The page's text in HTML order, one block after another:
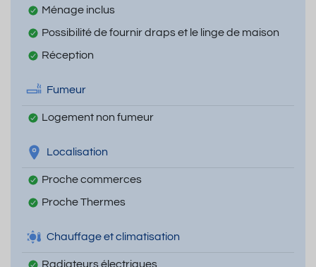
Ménage inclus
Possibilité de fournir draps et le linge de maison
Réception
Fumeur
Logement non fumeur
Localisation
Proche commerces
Proche Thermes
Chauffage et climatisation
Radiateurs électriques